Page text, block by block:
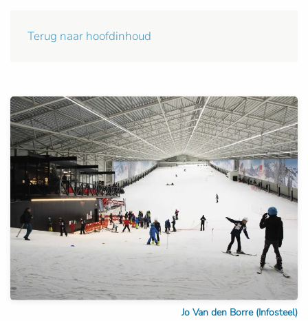
Terug naar hoofdinhoud
Jo Van den Borre (Infosteel)